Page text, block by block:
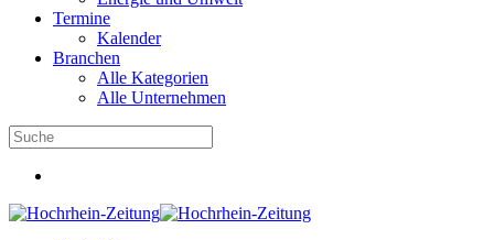
Termine
Kalender
Branchen
Alle Kategorien
Alle Unternehmen